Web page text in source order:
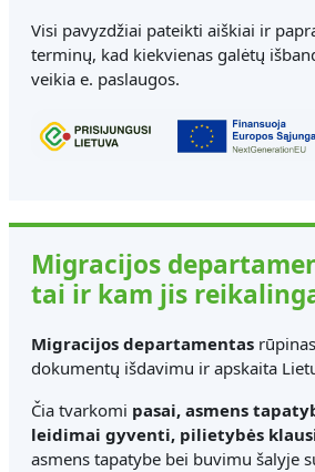
Visi pavyzdžiai pateikti aiškiai ir
terminų, kad kiekvienas galėtų
veikia e. paslaugos.
Migracijos
tai ir kam jis
Migracijos departamentas
dokumentų išdavimu ir apskaita
Čia tvarkomi pasai, asmens
leidimai gyventi, pilietybės
asmens tapatybe bei buvimu šalyje